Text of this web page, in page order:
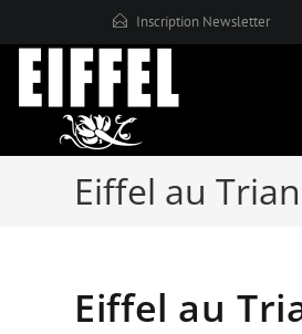
to
content
Inscription Newsletter
Eiffel au
Eiffel au